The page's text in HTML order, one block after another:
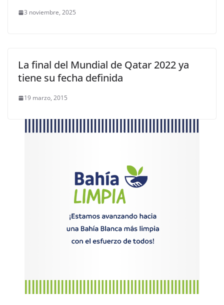
3 noviembre, 2025
La final del Mundial de Qatar 2022 ya
tiene su fecha definida
19 marzo, 2015